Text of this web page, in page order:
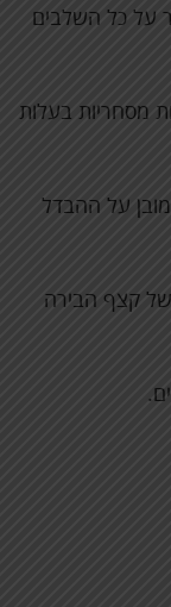
על כל השלבים
מסחריות בעלות
על ההבדל
של קצף הבירה